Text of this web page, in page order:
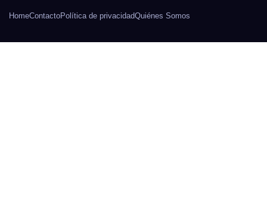
HomeContactoPolítica de privacidadQuiénes Somos